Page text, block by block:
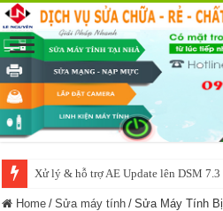
NAS IO DATA N3160 2BAY 4BAY
Home / Sửa máy tính / Sửa Máy Tính